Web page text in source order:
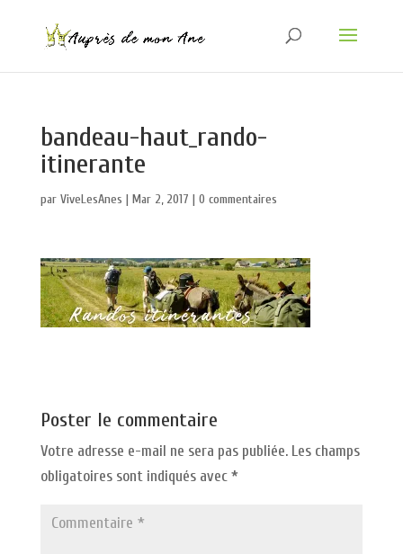
bandeau-haut_rando-
itinerante
par ViveLesAnes | Mar 2, 2017 | 0 commentaires
Poster le commentaire
Votre adresse e-mail ne sera pas publiée. Les champs
obligatoires sont indiqués avec *